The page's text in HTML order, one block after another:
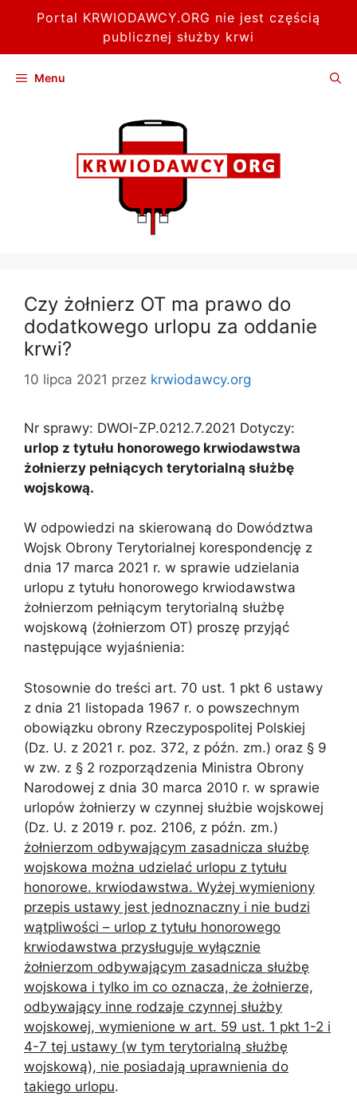
Portal KRWIODAWCY.ORG nie jest częścią
publicznej służby krwi
Menu
Czy żołnierz OT ma prawo do
dodatkowego urlopu za oddanie
krwi?
10 lipca 2021 przez krwiodawcy.org
Nr sprawy: DWOI-ZP.0212.7.2021 Dotyczy:
urlop z tytułu honorowego krwiodawstwa
żołnierzy pełniących terytorialną służbę
wojskową.
W odpowiedzi na skierowaną do Dowództwa
Wojsk Obrony Terytorialnej korespondencję z
dnia 17 marca 2021 r. w sprawie udzielania
urlopu z tytułu honorowego krwiodawstwa
żołnierzom pełniącym terytorialną służbę
wojskową (żołnierzom OT) proszę przyjąć
następujące wyjaśnienia:
Stosownie do treści art. 70 ust. 1 pkt 6 ustawy
z dnia 21 listopada 1967 r. o powszechnym
obowiązku obrony Rzeczypospolitej Polskiej
(Dz. U. z 2021 r. poz. 372, z późn. zm.) oraz § 9
w zw. z § 2 rozporządzenia Ministra Obrony
Narodowej z dnia 30 marca 2010 r. w sprawie
urlopów żołnierzy w czynnej służbie wojskowej
(Dz. U. z 2019 r. poz. 2106, z późn. zm.)
żołnierzom odbywającym zasadnicza służbę
wojskowa można udzielać urlopu z tytułu
honorowe. krwiodawstwa. Wyżej wymieniony
przepis ustawy jest jednoznaczny i nie budzi
wątpliwości – urlop z tytułu honorowego
krwiodawstwa przysługuje wyłącznie
żołnierzom odbywającym zasadnicza służbę
wojskowa i tylko im co oznacza, że żołnierze,
odbywający inne rodzaje czynnej służby
wojskowej, wymienione w art. 59 ust. 1 pkt 1-2 i
4-7 tej ustawy (w tym terytorialną służbę
wojskową), nie posiadają uprawnienia do
takiego urlopu.